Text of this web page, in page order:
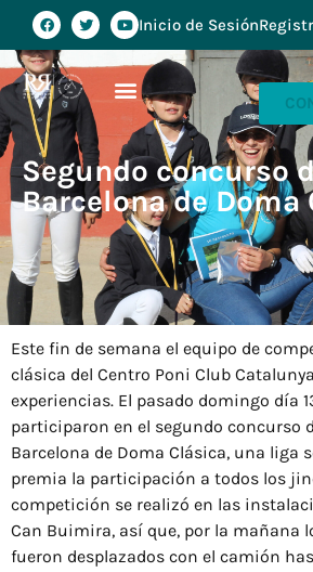
Inicio de Sesión
Segundo concurso
Barcelona de Doma
Este fin de semana el equipo de
clásica del Centro Poni Club
experiencias. El pasado domingo día
participaron en el segundo concurso
Barcelona de Doma Clásica, una liga
premia la participación a todos los
competición se realizó en las
Can Buimira, así que, por la mañana
fueron desplazados con el camión